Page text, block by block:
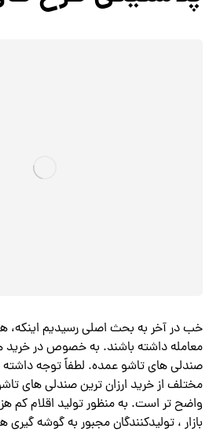
خب در آخر به بحث اصلی رسیدیم
معامله داشته باشند. به خصوص در خرید
صندلی های تاشو عمده. لطفاً توجه داشته
مختلف از خرید ارزان ترین صندلی های
واضح تر است. به منظور تولید اقلام کم
بازار ، تولیدکنندگان مجبور به گوشه گیری